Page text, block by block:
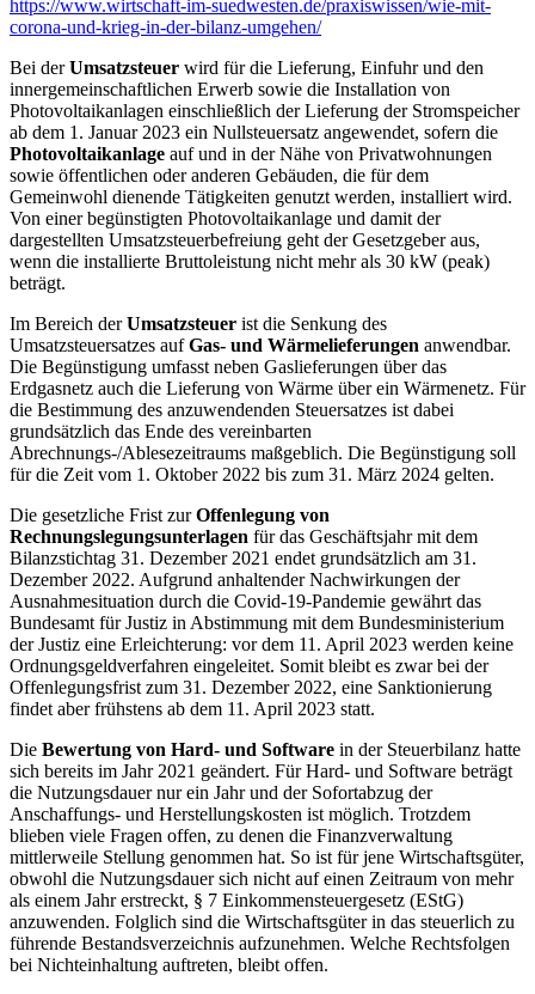
https://www.wirtschaft-im-suedwesten.de/praxiswissen/wie-mit-
corona-und-krieg-in-der-bilanz-umgehen/
Bei derUmsatzsteuer wird für die Lieferung, Einfuhr und den
innergemeinschaftlichen Erwerb sowie die Installation von
Photovoltaikanlagen einschließlich der Lieferung der Stromspeicher
ab dem 1. Januar 2023 ein Nullsteuersatz angewendet, sofern die
Photovoltaikanlage auf und in der Nähe von Privatwohnungen
sowie öffentlichen oder anderen Gebäuden, die für dem
Gemeinwohl dienende Tätigkeiten genutzt werden, installiert wird.
Von einer begünstigten Photovoltaikanlage und damit der
dargestellten Umsatzsteuerbefreiung geht der Gesetzgeber aus,
wenn die installierte Bruttoleistung nicht mehr als 30 kW (peak)
beträgt.
Im Bereich derUmsatzsteuer ist die Senkung des
Umsatzsteuersatzes aufGas- und Wärmelieferungen anwendbar.
Die Begünstigung umfasst neben Gaslieferungen über das
Erdgasnetz auch die Lieferung von Wärme über ein Wärmenetz. Für
die Bestimmung des anzuwendenden Steuersatzes ist dabei
grundsätzlich das Ende des vereinbarten
Abrechnungs-/Ablesezeitraums maßgeblich. Die Begünstigung soll
für die Zeit vom 1. Oktober 2022 bis zum 31. März 2024 gelten.
Die gesetzliche Frist zurOffenlegung von
Rechnungslegungsunterlagen für das Geschäftsjahr mit dem
Bilanzstichtag 31. Dezember 2021 endet grundsätzlich am 31.
Dezember 2022. Aufgrund anhaltender Nachwirkungen der
Ausnahmesituation durch die Covid-19-Pandemie gewährt das
Bundesamt für Justiz in Abstimmung mit dem Bundesministerium
der Justiz eine Erleichterung: vor dem 11. April 2023 werden keine
Ordnungsgeldverfahren eingeleitet. Somit bleibt es zwar bei der
Offenlegungsfrist zum 31. Dezember 2022, eine Sanktionierung
findet aber frühstens ab dem 11. April 2023 statt.
Die Bewertung von Hard- und Software in der Steuerbilanz hatte
sich bereits im Jahr 2021 geändert. Für Hard- und Software beträgt
die Nutzungsdauer nur ein Jahr und der Sofortabzug der
Anschaffungs- und Herstellungskosten ist möglich. Trotzdem
blieben viele Fragen offen, zu denen die Finanzverwaltung
mittlerweile Stellung genommen hat. So ist für jene Wirtschaftsgüter,
obwohl die Nutzungsdauer sich nicht auf einen Zeitraum von mehr
als einem Jahr erstreckt, § 7 Einkommensteuergesetz (EStG)
anzuwenden. Folglich sind die Wirtschaftsgüter in das steuerlich zu
führende Bestandsverzeichnis aufzunehmen. Welche Rechtsfolgen
bei Nichteinhaltung auftreten, bleibt offen.